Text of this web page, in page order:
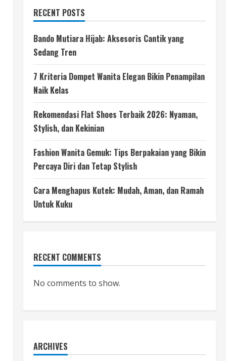
RECENT POSTS
Bando Mutiara Hijab: Aksesoris Cantik yang
Sedang Tren
7 Kriteria Dompet Wanita Elegan Bikin Penampilan
Naik Kelas
Rekomendasi Flat Shoes Terbaik 2026: Nyaman,
Stylish, dan Kekinian
Fashion Wanita Gemuk: Tips Berpakaian yang Bikin
Percaya Diri dan Tetap Stylish
Cara Menghapus Kutek: Mudah, Aman, dan Ramah
Untuk Kuku
RECENT COMMENTS
No comments to show.
ARCHIVES